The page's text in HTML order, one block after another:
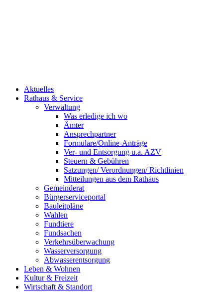
Aktuelles
Rathaus & Service
Verwaltung
Was erledige ich wo
Ämter
Ansprechpartner
Formulare/Online-Anträge
Ver- und Entsorgung u.a. AZV
Steuern & Gebühren
Satzungen/ Verordnungen/ Richtlinien
Mitteilungen aus dem Rathaus
Gemeinderat
Bürgerserviceportal
Bauleitpläne
Wahlen
Fundtiere
Fundsachen
Verkehrsüberwachung
Wasserversorgung
Abwasserentsorgung
Leben & Wohnen
Kultur & Freizeit
Wirtschaft & Standort